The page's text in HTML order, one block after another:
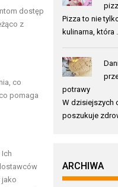
dostęp
z
co
pomaga
jako
Pizza to nie
kulinarna, która …
potrawy
W dzisiejszych
poszukuje
ARCHIWA